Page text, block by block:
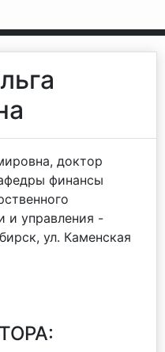
доктор
финансы
и управления -
ул. Каменская